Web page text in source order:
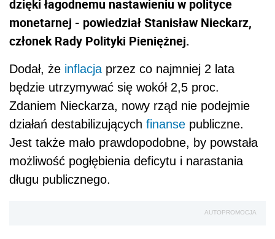
dzięki łagodnemu nastawieniu w polityce
monetarnej - powiedział Stanisław Nieckarz,
członek Rady Polityki Pieniężnej.
Dodał, że inflacja przez co najmniej 2 lata
będzie utrzymywać się wokół 2,5 proc.
Zdaniem Nieckarza, nowy rząd nie podejmie
działań destabilizujących finanse publiczne.
Jest także mało prawdopodobne, by powstała
możliwość pogłębienia deficytu i narastania
długu publicznego.
AUTOPROMOCJA